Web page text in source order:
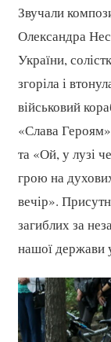
Звучали
Олександра
України,
згоріла і
військовий
«Слава
та «Ой, у лузі
грою на
вечір».
загиблих за
нашої держави